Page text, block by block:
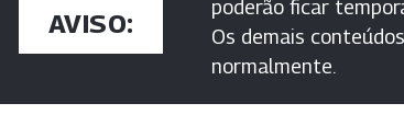
AVISO:
poderão ficar
Os demais
normalmente.